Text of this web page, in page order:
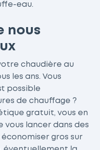
eau.
nous
chaudière au
les ans. Vous
possible
de chauffage ?
gratuit, vous en
vous lancer dans des
gros sur